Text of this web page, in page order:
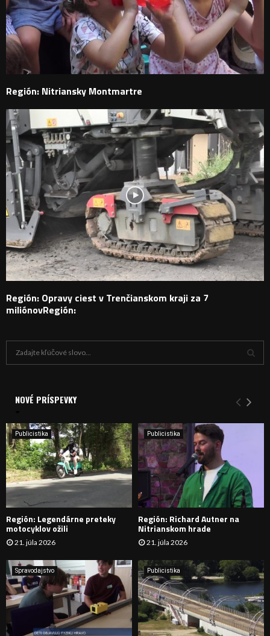
Región: Nitriansky Montmartre
Región: Opravy ciest v Trenčianskom kraji za 7
miliónovRegión:
i
e
:
Y
H
D
A
N
I
NOVÉ PRÍSPEVKY
Publicistika
Región: Legendárne preteky
motocyklov ožili
21. júla 2026
Publicistika
Región: Richard Autner na
Nitrianskom hrade
21. júla 2026
Spravodajstvo Publicistika